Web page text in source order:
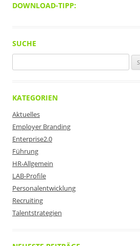
DOWNLOAD-TIPP:
SUCHE
nach:
KATEGORIEN
Aktuelles
Employer Branding
Enterprise2.0
Führung
HR-Allgemein
LAB-Profile
Personalentwicklung
Recruiting
Talentstrategien